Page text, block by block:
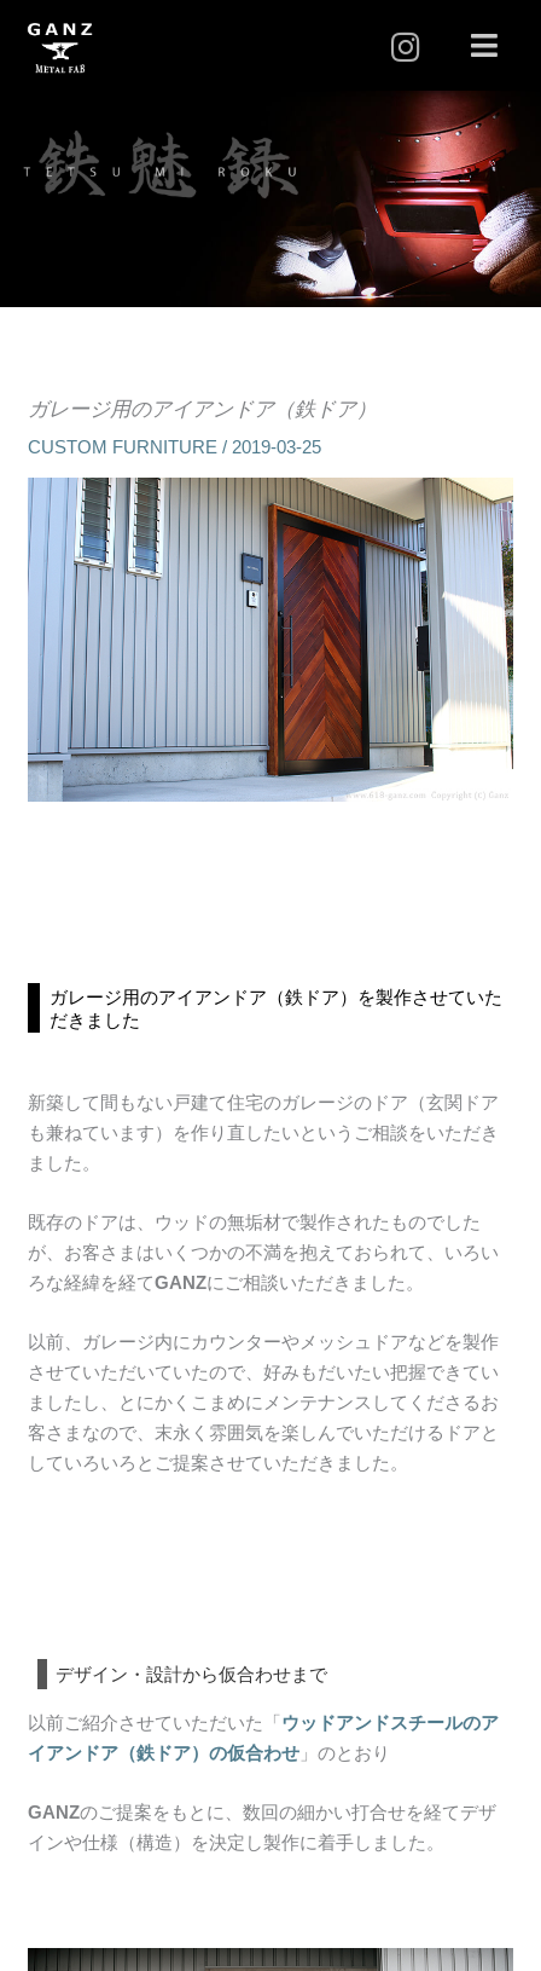
I
n
s
t
a
g
r
a
m
メ
ニ
ュ
ー
ガレージ用のアイアンドア（鉄ドア）
CUSTOM FURNITURE / 2019-03-25
ガレージ用のアイアンドア（鉄ドア）を製作させていた
だきました
新築して間もない戸建て住宅のガレージのドア（玄関ドア
も兼ねています）を作り直したいというご相談をいただき
ました。
既存のドアは、ウッドの無垢材で製作されたものでした
が、お客さまはいくつかの不満を抱えておられて、いろい
ろな経緯を経てGANZにご相談いただきました。
以前、ガレージ内にカウンターやメッシュドアなどを製作
させていただいていたので、好みもだいたい把握できてい
ましたし、とにかくこまめにメンテナンスしてくださるお
客さまなので、末永く雰囲気を楽しんでいただけるドアと
していろいろとご提案させていただきました。
デザイン・設計から仮合わせまで
以前ご紹介させていただいた「ウッドアンドスチールのア
イアンドア（鉄ドア）の仮合わせ 」のとおり
GANZのご提案をもとに、数回の細かい打合せを経てデザ
インや仕様（構造）を決定し製作に着手しました。